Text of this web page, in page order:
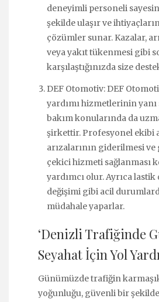
deneyimli personeli
şekilde ulaşır ve
çözümler sunar. Kazalar,
veya yakıt tükenmesi gibi
karşılaştığınızda size
DEF Otomotiv: DEF
yardımı hizmetlerinin yanı
bakım konularında da
şirkettir. Profesyonel ekibi
arızalarının giderilmesi
çekici hizmeti sağlanması
yardımcı olur. Ayrıca
değişimi gibi acil
müdahale yaparlar.
‘Denizli Trafiğinde
Seyahat İçin Yol
Günümüzde trafiğin
yoğunluğu, güvenli bir